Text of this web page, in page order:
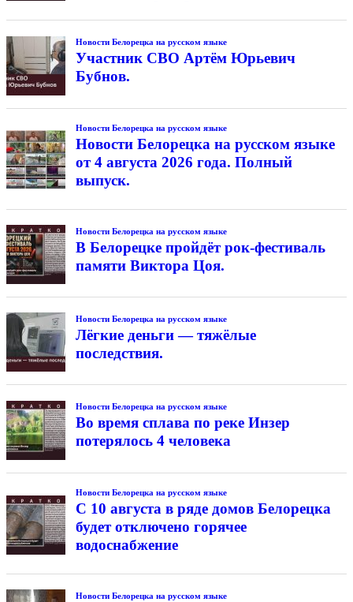
Новости Белорецка на русском языке
Участник СВО Артём Юрьевич
Бубнов.
Новости Белорецка на русском языке
Новости Белорецка на русском языке
от 4 августа 2026 года. Полный
выпуск.
Новости Белорецка на русском языке
В Белорецке пройдёт рок-фестиваль
памяти Виктора Цоя.
Новости Белорецка на русском языке
Лёгкие деньги — тяжёлые
последствия.
Новости Белорецка на русском языке
Во время сплава по реке Инзер
потерялось 4 человека
Новости Белорецка на русском языке
С 10 августа в ряде домов Белорецка
будет отключено горячее
водоснабжение
Новости Белорецка на русском языке